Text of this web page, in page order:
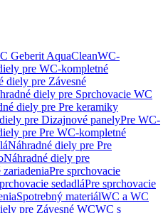
Geberit AquaCleanWC-
pre WC-kompletné
diely pre Závesné
diely pre Sprchovacie WC
diely pre Pre keramiky
pre Dizajnové panelyPre WC-
pre Pre WC-kompletné
Náhradné diely pre Pre
Náhradné diely pre
Pre sprchovacie
sedadláPre sprchovacie
Spotrebný materiálWC a WC
pre Závesné WCWC s